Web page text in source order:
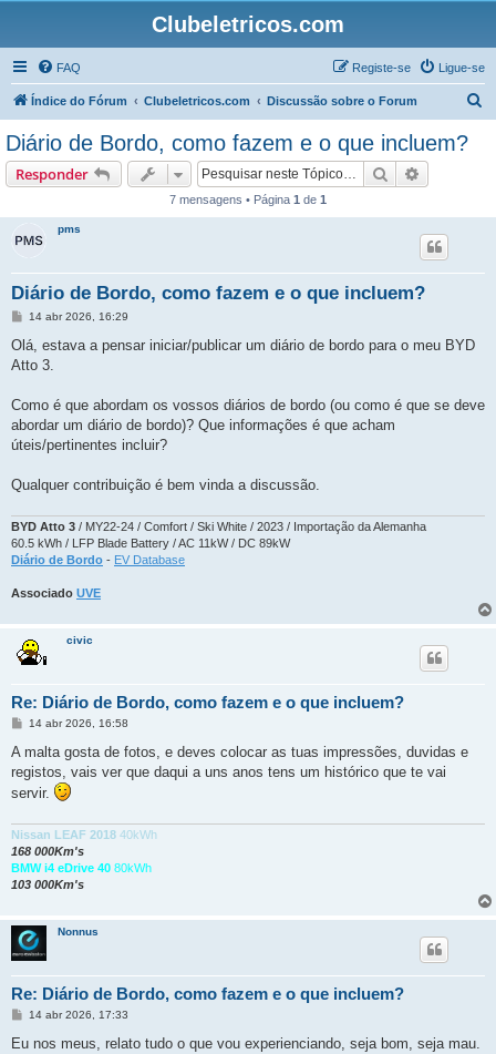
Clubeletricos.com
FAQ Ligue-se
Registe-se
Índice do Fórum Clubeletricos.com Discussão sobre o Forum
Diário de Bordo, como fazem e o que incluem?
Responder Pesquisar
7 mensagens • Página 1 de 1
pms
Diário de Bordo, como fazem e o que incluem?
M
n
a
m
14 abr 2026, 16:29
Olá, estava a pensar iniciar/publicar um diário de bordo para o meu BYD
Atto 3.
Como é que abordam os vossos diários de bordo (ou como é que se deve
abordar um diário de bordo)? Que informações é que acham
úteis/pertinentes incluir?
Qualquer contribuição é bem vinda a discussão.
BYD Atto 3 / MY22-24 / Comfort / Ski White / 2023 / Importação da Alemanha
60.5 kWh / LFP Blade Battery / AC 11kW / DC 89kW
Diário de Bordo - EV Database
Associado UVE
civic
Re: Diário de Bordo, como fazem e o que incluem?
M
n
a
g
e
14 abr 2026, 16:58
A malta gosta de fotos, e deves colocar as tuas impressões, duvidas e
registos, vais ver que daqui a uns anos tens um histórico que te vai
servir.
Nissan LEAF 2018 40kWh
168 000Km's
BMW i4 eDrive 40 80kWh
103 000Km's
Nonnus
Re: Diário de Bordo, como fazem e o que incluem?
M
n
14 abr 2026, 17:33
Eu nos meus, relato tudo o que vou experienciando, seja bom, seja mau.